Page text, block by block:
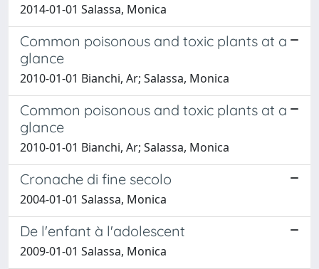
2014-01-01 Salassa, Monica
Common poisonous and toxic plants at a
glance
2010-01-01 Bianchi, Ar; Salassa, Monica
Common poisonous and toxic plants at a
glance
2010-01-01 Bianchi, Ar; Salassa, Monica
Cronache di fine secolo
2004-01-01 Salassa, Monica
De l'enfant à l'adolescent
2009-01-01 Salassa, Monica